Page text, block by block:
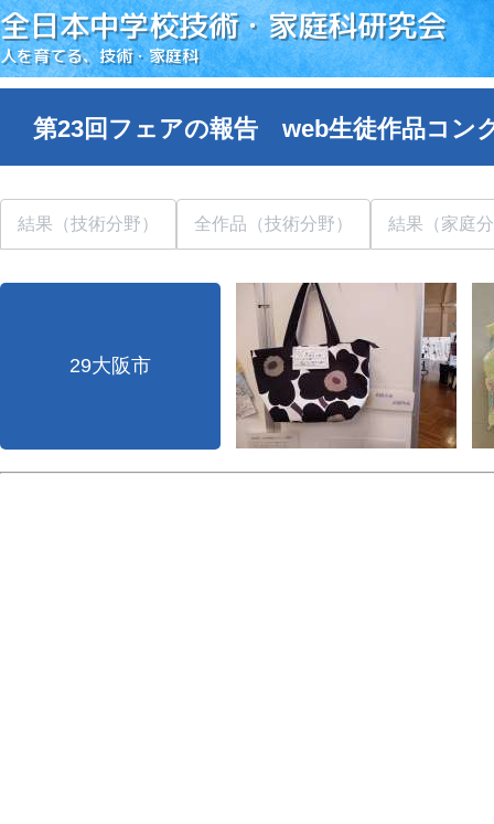
全日本中学校技術・家庭科研究会
人を育てる、技術・家庭科
第23回フェアの報告 web生徒作品コン
結果（技術分野） 全作品（技術分野） 結果（家庭
29大阪市